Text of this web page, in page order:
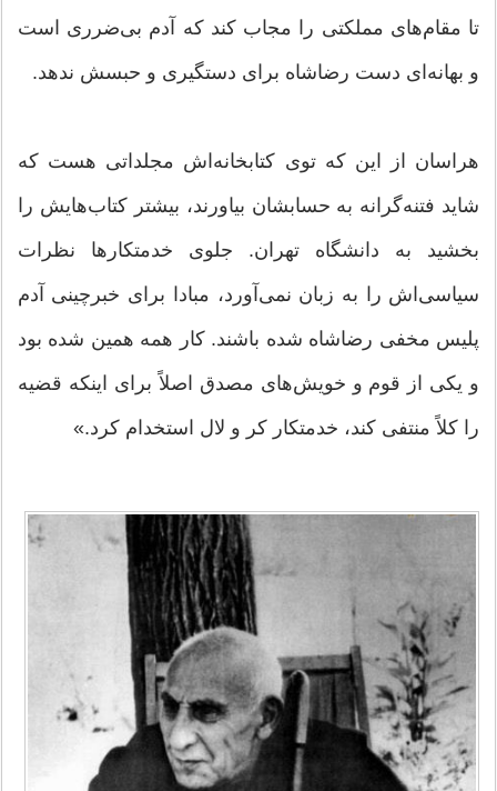
تا مقام‌های مملکتی را مجاب کند که آدم بی‌ضرری است
و بهانه‌ای دست رضاشاه برای دستگیری و حبسش ندهد.
هراسان از این که توی کتابخانه‌اش مجلداتی هست که
شاید فتنه‌گرانه به حسابشان بیاورند، بیشتر کتاب‌هایش را
بخشید به دانشگاه تهران. جلوی خدمتکار‌ها نظرات
سیاسی‌اش را به زبان نمی‌آورد، مبادا برای خبرچینی آدم
پلیس مخفی رضاشاه شده باشند. کار همه همین شده بود
و یکی از قوم‌ و خویش‌های مصدق اصلاً برای اینکه قضیه
را کلاً منتفی کند، خدمتکار کر و لال استخدام کرد.»